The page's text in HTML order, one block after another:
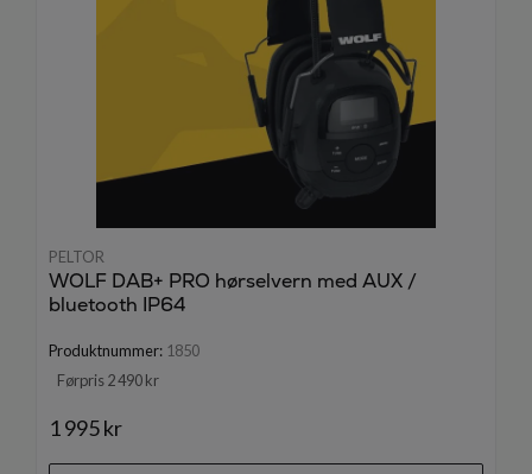
PELTOR
WOLF DAB+ PRO hørselvern med AUX /
bluetooth IP64
Produktnummer: 1850
Førpris 2 490 kr
1 995 kr